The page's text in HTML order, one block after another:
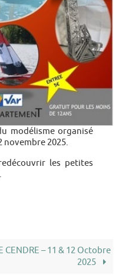
modélisme organisé
novembre 2025.
les petites
CENDRE – 11 & 12 Octobre
2025